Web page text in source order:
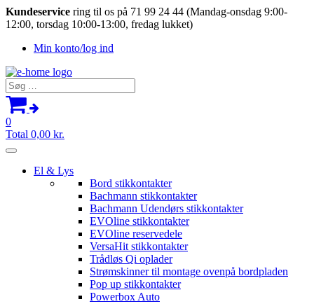
Kundeservice ring til os på 71 99 24 44 (Mandag-onsdag 9:00-
12:00, torsdag 10:00-13:00, fredag lukket)
Min konto/log ind
Søg
efter:
0
Total 0,00 kr.
El & Lys
Bord stikkontakter
Bachmann stikkontakter
Bachmann Udendørs stikkontakter
EVOline stikkontakter
EVOline reservedele
VersaHit stikkontakter
Trådløs Qi oplader
Strømskinner til montage ovenpå bordpladen
Pop up stikkontakter
Powerbox Auto